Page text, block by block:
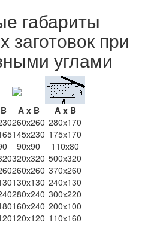
габариты
заготовок при
углами
A x B
A x B
260х260 280х170
145х230 175х170
90х90
110х80
320х320 500х320
260х260 370х260
130х130 240х130
280х240 300х220
160х240 200х100
120х120 110х160